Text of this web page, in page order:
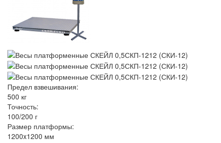
Предел взвешивания:
500 кг
Точность:
100/200 г
Размер платформы:
1200x1200 мм